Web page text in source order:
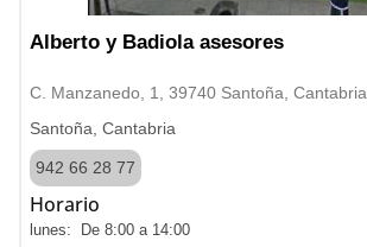
Alberto y Badiola asesores
C. Manzanedo, 1, 39740 Santoña, Cantabria
Santoña, Cantabria
942 66 28 77
Horario
lunes: De 8:00 a 14:00